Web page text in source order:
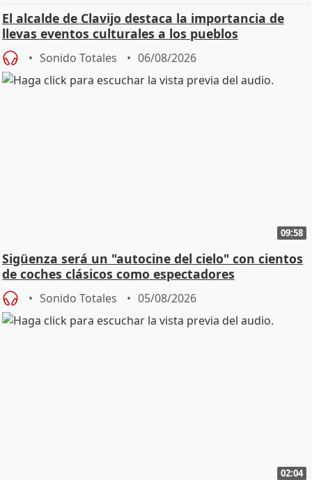
El alcalde de Clavijo destaca la importancia de
llevas eventos culturales a los pueblos
Sonido Totales 06/08/2026
09:58
Sigüenza será un "autocine del cielo" con cientos
de coches clásicos como espectadores
Sonido Totales 05/08/2026
02:04